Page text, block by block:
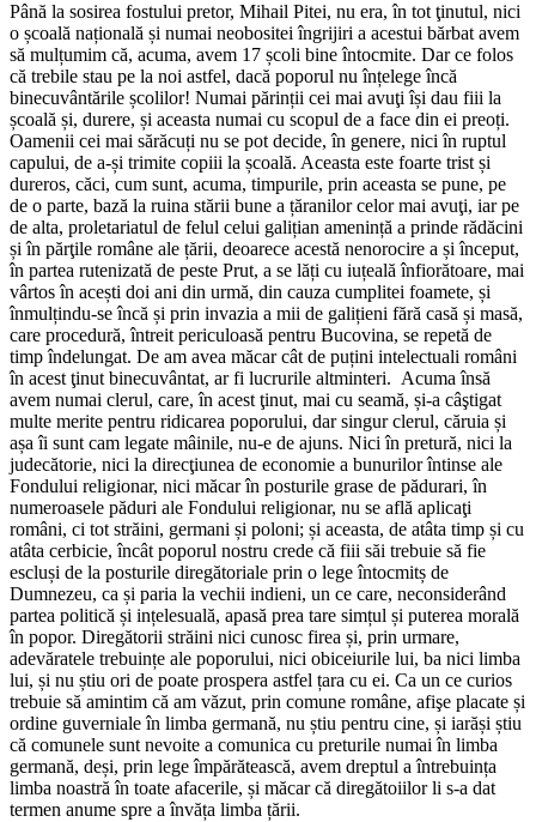
Până la sosirea fostului pretor, Mihail Pitei, nu era, în tot ţinutul, nici
o școală națională și numai neobositei îngrijiri a acestui bărbat avem
să mulțumim că, acuma, avem 17 școli bine întocmite. Dar ce folos
că trebile stau pe la noi astfel, dacă poporul nu înțelege încă
binecuvântările școlilor! Numai părinții cei mai avuţi își dau fiii la
școală și, durere, și aceasta numai cu scopul de a face din ei preoți.
Oamenii cei mai sărăcuți nu se pot decide, în genere, nici în ruptul
capului, de a-și trimite copiii la școală. Aceasta este foarte trist și
dureros, căci, cum sunt, acuma, timpurile, prin aceasta se pune, pe
de o parte, bază la ruina stării bune a țăranilor celor mai avuţi, iar pe
de alta, proletariatul de felul celui galițian amenință a prinde rădăcini
și în părţile române ale țării, deoarece acestă nenorocire a și început,
în partea rutenizată de peste Prut, a se lăți cu iuțeală înfiorătoare, mai
vârtos în acești doi ani din urmă, din cauza cumplitei foamete, și
înmulțindu-se încă și prin invazia a mii de galițieni fără casă și masă,
care procedură, întreit periculoasă pentru Bucovina, se repetă de
timp îndelungat. De am avea măcar cât de puțini intelectuali români
în acest ţinut binecuvântat, ar fi lucrurile altminteri. Acuma însă
avem numai clerul, care, în acest ţinut, mai cu seamă, și-a câştigat
multe merite pentru ridicarea poporului, dar singur clerul, căruia și
așa îi sunt cam legate mâinile, nu-e de ajuns. Nici în pretură, nici la
judecătorie, nici la direcţiunea de economie a bunurilor întinse ale
Fondului religionar, nici măcar în posturile grase de pădurari, în
numeroasele pă­duri ale Fondului religionar, nu se află aplicaţi
români, ci tot străini, germani și poloni; și aceasta, de atâta timp și cu
atâta cerbicie, încât poporul nostru crede că fiii săi trebuie să fie
escluși de la posturile diregătoriale prin o lege întocmitș de
Dumnezeu, ca și paria la vechii indieni, un ce care, neconsiderând
partea politică și ințelesuală, apasă prea tare simțul și puterea morală
în popor. Diregătorii străini nici cunosc firea și, prin urmare,
adevăratele trebuințe ale poporului, nici obiceiurile lui, ba nici limba
lui, și nu știu ori de poate prospera astfel țara cu ei. Ca un ce curios
trebuie să amintim că am văzut, prin comune române, afişe placate și
ordine guverniale în limba germană, nu știu pentru cine, și iarăși știu
că comunele sunt nevoite a comunica cu preturile numai în limba
germană, deși, prin lege împărătească, avem dreptul a întrebuința
limba noastră în toate afacerile, și măcar că diregătoiilor li s-a dat
termen anume spre a învăța limba țării.